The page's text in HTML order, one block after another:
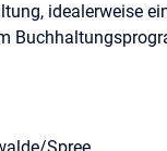
idealerweise
fehlen,